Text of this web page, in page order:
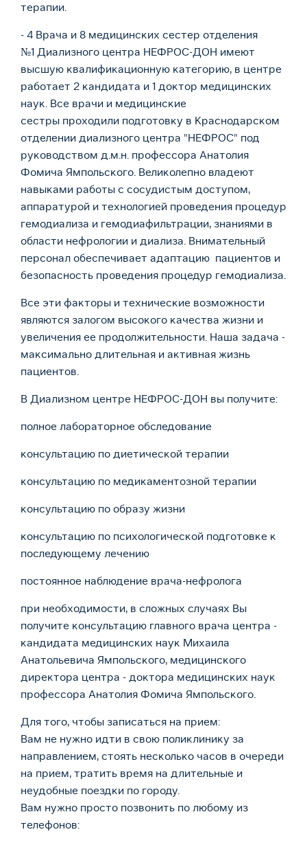
терапии.
- 4 Врача и 8 медицинских сестер отделения
№1 Диализного центра НЕФРОС-ДОН имеют
высшую квалификационную категорию, в центре
работает 2 кандидата и 1 доктор медицинских
наук. Все врачи и медицинские
сестры проходили подготовку в Краснодарском
отделении диализного центра "НЕФРОС" под
руководством д.м.н. профессора Анатолия
Фомича Ямпольского. Великолепно владеют
навыками работы с сосудистым доступом,
аппаратурой и технологией проведения процедур
гемодиализа и гемодиафильтрации, знаниями в
области нефрологии и диализа. Внимательный
персонал обеспечивает адаптацию пациентов и
безопасность проведения процедур гемодиализа.
Все эти факторы и технические возможности
являются залогом высокого качества жизни и
увеличения ее продолжительности. Наша задача -
максимально длительная и активная жизнь
пациентов.
В Диализном центре НЕФРОС-ДОН вы получите:
полное лабораторное обследование
консультацию по диетической терапии
консультацию по медикаментозной терапии
консультацию по образу жизни
консультацию по психологической подготовке к
последующему лечению
постоянное наблюдение врача-нефролога
при необходимости, в сложных случаях Вы
получите консультацию главного врача центра -
кандидата медицинских наук Михаила
Анатольевича Ямпольского, медицинского
директора центра - доктора медицинских наук
профессора Анатолия Фомича Ямпольского.
Для того, чтобы записаться на прием:
Вам не нужно идти в свою поликлинику за
направлением, стоять несколько часов в очереди
на прием, тратить время на длительные и
неудобные поездки по городу.
Вам нужно просто позвонить по любому из
телефонов: